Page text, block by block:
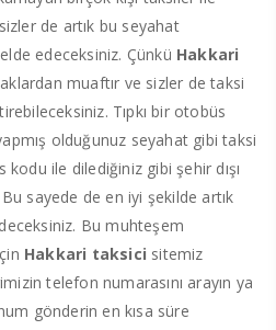
de artık bu seyahat
edeceksiniz. Çünkü Hakkari
muaftır ve sizler de taksi
Tıpkı bir otobüs
olduğunuz seyahat gibi taksi
ile dilediğiniz gibi şehir dışı
sayede de en iyi şekilde artık
Bu muhteşem
Hakkari taksici sitemiz
telefon numarasını arayın ya
gönderin en kısa süre